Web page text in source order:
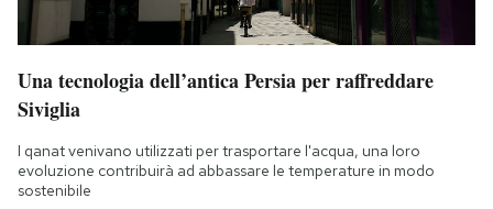
Una tecnologia dell’antica Persia per raffreddare
Siviglia
I qanat venivano utilizzati per trasportare l'acqua, una loro
evoluzione contribuirà ad abbassare le temperature in modo
sostenibile